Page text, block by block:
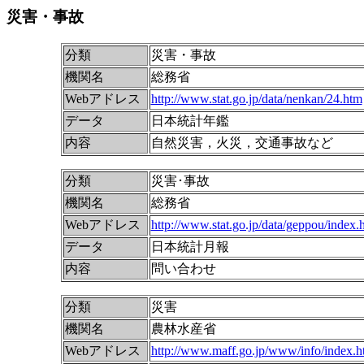
災害・事故
分類
災害・事故
機関名
総務省
Webアドレス
http://www.stat.go.jp/data/nenkan/24.htm
データ
日本統計年鑑
内容
自然災害，火災，交通事故など
分類
災害･事故
機関名
総務省
Webアドレス
http://www.stat.go.jp/data/geppou/
データ
日本統計月報
内容
問い合わせ
分類
災害
機関名
農林水産省
Webアドレス
http://www.maff.go.jp/www/info/